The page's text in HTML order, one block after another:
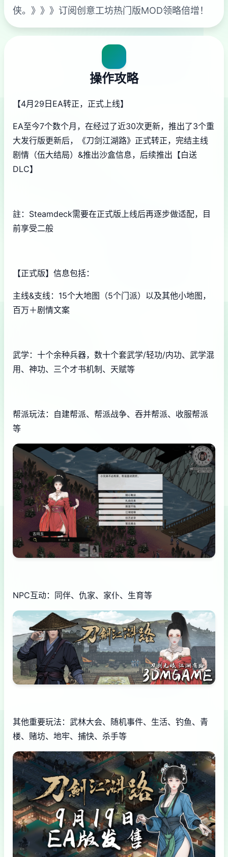
侠。》》》订阅创意工坊热门版MOD领略倍增！
操作攻略
【4月29日EA转正，正式上线】
EA至今7个数个月，在经过了近30次更新，推出了3个重
大发行版更新后，《刀剑江湖路》正式转正，完结主线
剧情（伍大结局）&推出沙盒信息，后续推出【白送
DLC】
註：Steamdeck需要在正式版上线后再逐步做适配，目
前享受二般
【正式版】信息包括：
主线&支线：15个大地图（5个门派）以及其他小地图，
百万＋剧情文案
武学：十个余种兵器，数十个套武学/轻功/内功、武学混
用、神功、三个才书机制、天赋等
帮派玩法：自建帮派、帮派战争、吞并帮派、收服帮派
等
NPC互动：同伴、仇家、家仆、生育等
其他重要玩法：武林大会、随机事件、生活、钓鱼、青
楼、赌坊、地牢、捕快、杀手等